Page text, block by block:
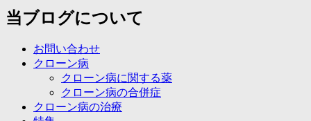
ー
当ブログについて
お問い合わせ
クローン病
クローン病に関する薬
クローン病の合併症
クローン病の治療